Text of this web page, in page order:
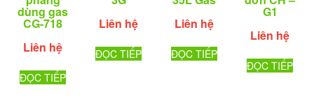
dùng gas
CG-718
Liên hệ
ĐỌC TIẾP
Liên hệ
ĐỌC TIẾP
Liên hệ
ĐỌC TIẾP
G1
Liên hệ
ĐỌC TIẾP